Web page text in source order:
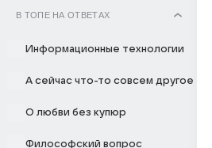
В ТОПЕ НА ОТВЕТАХ
Информационные технологии
А сейчас что-то совсем другое
О любви без купюр
Философский вопрос